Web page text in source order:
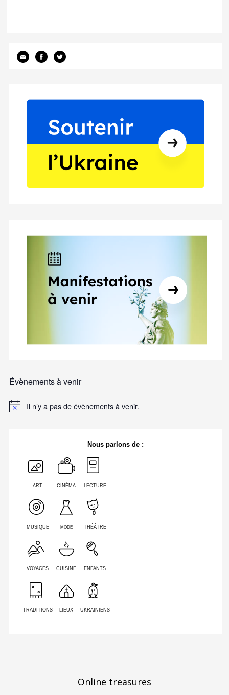
Évènements à venir
Il n’y a pas de évènements à venir.
Nous parlons de :
ART CINÉMA LECTURE
MUSIQUE MODE THÉÂTRE
VOYAGES CUISINE ENFANTS
TRADITIONS LIEUX UKRAINIENS
Online treasures